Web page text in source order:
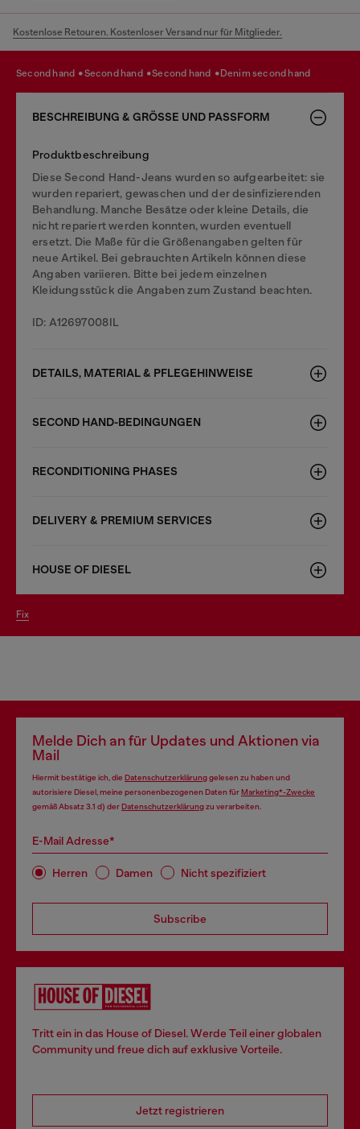
Kostenlose Retouren. Kostenloser Versand nur für Mitglieder.
second hand second hand second hand denim second hand
BESCHREIBUNG & GRÖSSE UND PASSFORM
Produktbeschreibung
Diese Second Hand-Jeans wurden so aufgearbeitet: sie
wurden repariert, gewaschen und der desinfizierenden
Behandlung. Manche Besätze oder kleine Details, die
nicht repariert werden konnten, wurden eventuell
ersetzt. Die Maße für die Größenangaben gelten für
neue Artikel. Bei gebrauchten Artikeln können diese
Angaben variieren. Bitte bei jedem einzelnen
Kleidungsstück die Angaben zum Zustand beachten.
ID: A12697008IL
DETAILS, MATERIAL & PFLEGEHINWEISE
SECOND HAND-BEDINGUNGEN
RECONDITIONING PHASES
DELIVERY & PREMIUM SERVICES
HOUSE OF DIESEL
fix
Melde Dich an für Updates und Aktionen via
Mail
Hiermit bestätige ich, die Datenschutzerklärunggelesen zu haben und
autorisiere Diesel, meine personenbezogenen Daten fürMarketing*-Zwecke
gemäß Absatz 3.1 d) derDatenschutzerklärungzu verarbeiten.
E-Mail Adresse*
Herren Damen Nicht spezifiziert
Subscribe
Tritt ein in das House of Diesel. Werde Teil einer globalen
Community und freue dich auf exklusive Vorteile.
Jetzt registrieren